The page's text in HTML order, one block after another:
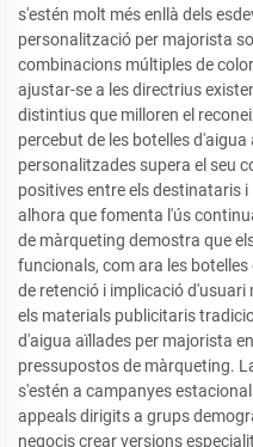
s'estén molt més enllà dels
personalització per majorista
combinacions múltiples de
ajustar-se a les directrius
distintius que milloren el
percebut de les botelles
personalitzades supera el seu
positives entre els destinataris
alhora que fomenta l'ús
de màrqueting demostra que
funcionals, com ara les
de retenció i implicació
els materials publicitaris
d'aigua aïllades per majorista
pressupostos de màrqueting.
s'estén a campanyes
appeals dirigits a grups
negocis crear versions